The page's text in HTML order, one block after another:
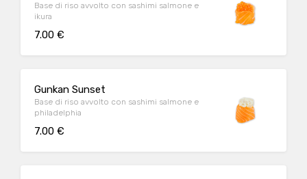
Base di riso avvolto con sashimi salmone e
ikura
7.00 €
Gunkan Sunset
Base di riso avvolto con sashimi salmone e
philadelphia
7.00 €